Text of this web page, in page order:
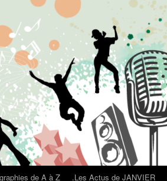
de A à Z .Les Actus de JANVIER